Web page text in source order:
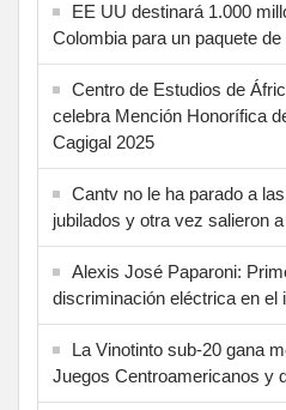
EE UU destinará 1.000
Colombia para un paquete
Centro de Estudios de
celebra Mención Honorífica
Cagigal 2025
Cantv no le ha parado a
jubilados y otra vez salieron
Alexis José Paparoni:
discriminación eléctrica en el
La Vinotinto sub-20 gana
Juegos Centroamericanos y